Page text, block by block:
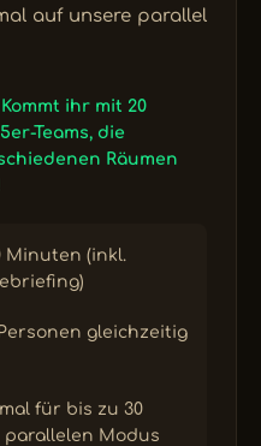
auf unsere parallel
ihr mit 20
Teams, die
Räumen
Minuten (inkl.
gleichzeitig
für bis zu 30
parallelen Modus